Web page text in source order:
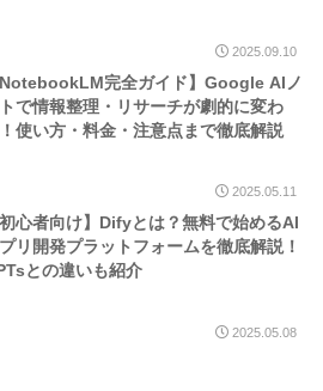
2025.09.10
NotebookLM完全ガイド】Google AIノ
で情報整理・リサーチが劇的に変わ
使い方・料金・注意点まで徹底解説
2025.05.11
初心者向け】Difyとは？無料で始めるAI
リ開発プラットフォームを徹底解説！
との違いも紹介
2025.05.08